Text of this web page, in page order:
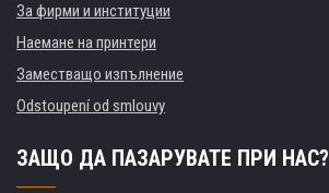
За фирми и институции
Наемане на принтери
Заместващо изпълнение
Odstoupení od smlouvy
ЗАЩО ДА ПАЗАРУВАТЕ ПРИ НАС?